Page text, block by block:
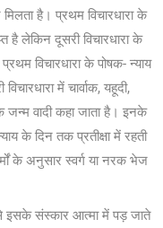
मिलता है। प्रथम विचारधारा के
है लेकिन दूसरी विचारधारा के
विचारधारा के पोषक- न्याय
में चार्वाक, यहूदी,
जन्म वादी कहा जाता है। इनके
के दिन तक प्रतीक्षा में रहती
के अनुसार स्वर्ग या नरक भेज
इसके संस्कार आत्मा में पड़ जाते